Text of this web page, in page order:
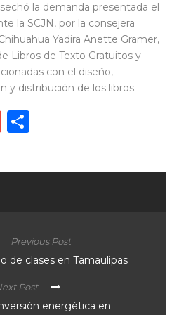
la demanda presentada el
la SCJN, por la consejera
Yadira Anette Gramer,
Libros de Texto Gratuitos y
con el diseño,
y distribución de los libros.
Gmail
Previous Post
de clases en Tamaulipas
Post
energética en